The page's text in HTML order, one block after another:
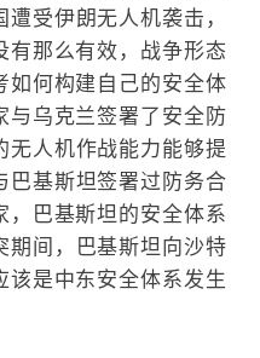
受伊朗无人机袭击，
有那么有效，战争形态
如何构建自己的安全体
与乌克兰签署了安全防
无人机作战能力能够提
巴基斯坦签署过防务合
，巴基斯坦的安全体系
期间，巴基斯坦向沙特
该是中东安全体系发生